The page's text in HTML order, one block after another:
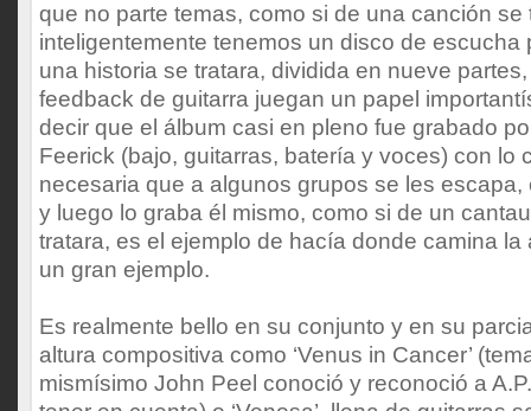
que no parte temas, como si de una canción se
inteligentemente tenemos un disco de escucha
una historia se tratara, dividida en nueve
feedback de guitarra juegan un papel
decir que el álbum casi en pleno fue grabado
Feerick (bajo, guitarras, batería y voces) con lo
necesaria que a algunos grupos se les
y luego lo graba él mismo, como si de un
tratara, es el ejemplo de hacía donde camina la
un gran ejemplo.
Es realmente bello en su conjunto y en su
altura compositiva como ‘Venus in Cancer’
mismísimo John Peel conoció y reconoció a